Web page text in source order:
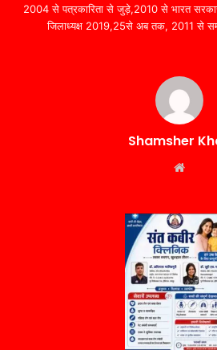
2004 से पत्रकारिता से जुड़े,2010 से भारत
जिलाध्यक्ष 2019,25से अब तक, 2011 से
Shamsher